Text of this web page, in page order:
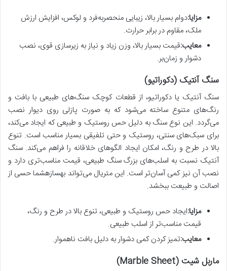
مزایا:دوام بسیار بالا، زیبایی منحصربه‌فرد و لوکس، افزایش ارزش
ملک، مقاوم در برابر حرارت.
معایب:قیمت بسیار بالا، وزن زیاد و نیاز به زیرسازی قوی، نصب
دشوار و زمان‌بر.
سنگ آنتیک (دکوراتیو)
سنگ آنتیک یا دکوراتیو، از قطعات کوچک سنگ‌های طبیعی با بافت و
رنگ‌های متنوع ساخته می‌شود که به صورت پازلی روی دیوار نصب
می‌گردد. این نوع سنگ به دلیل حس روستیک و طبیعی که ایجاد می‌کند،
برای سبک‌های سنتی، روستیک و حتی تلفیقی بسیار مناسب است. تنوع
بالا در طرح و رنگ، امکان ایجاد الگوهای خلاقانه را فراهم می‌کند. سنگ
آنتیک نسبت به اسلب‌های بزرگ سنگ طبیعی، قیمت مناسب‌تری دارد و
نصب آن نیز کمی آسان‌تر است. این متریال می‌تواند بهسازهشما حسی از
اصالت و طبیعت ببخشد.
مزایا:ایجاد حس روستیک و طبیعی، تنوع بالا در طرح و رنگ،
قیمت مناسب‌تر از اسلب طبیعی.
معایب:تمیز کردن کمی دشوار به دلیل بافت ناهموار.
ماربل شیت (Marble Sheet)